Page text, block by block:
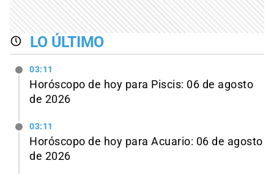
LO ÚLTIMO
03:11
Horóscopo de hoy para Piscis: 06 de agosto
de 2026
03:11
Horóscopo de hoy para Acuario: 06 de agosto
de 2026